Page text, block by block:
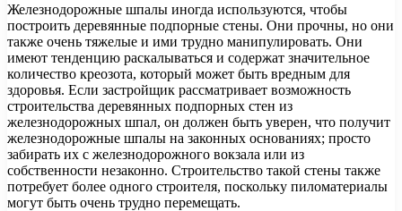
Железнодорожные шпалы иногда используются, чтобы
построить деревянные подпорные стены. Они прочны, но они
также очень тяжелые и ими трудно манипулировать. Они
имеют тенденцию раскалываться и содержат значительное
количество креозота, который может быть вредным для
здоровья. Если застройщик рассматривает возможность
строительства деревянных подпорных стен из
железнодорожных шпал, он должен быть уверен, что получит
железнодорожные шпалы на законных основаниях; просто
забирать их с железнодорожного вокзала или из
собственности незаконно. Строительство такой стены также
потребует более одного строителя, поскольку пиломатериалы
могут быть очень трудно перемещать.